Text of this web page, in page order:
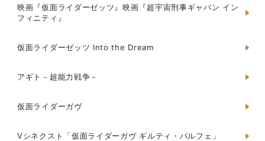
映画『仮面ライダーゼッツ』映画『超宇宙刑事ギャバン イン
フィニティ』
仮面ライダーゼッツ Into the Dream
アギト－超能力戦争－
仮面ライダーガヴ
Vシネクスト「仮面ライダーガヴ ギルティ・パルフェ」